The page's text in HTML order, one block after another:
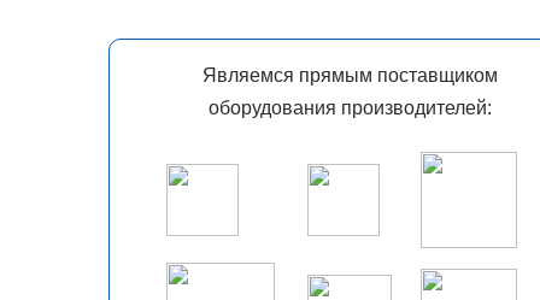
Являемся прямым поставщиком
оборудования производителей: